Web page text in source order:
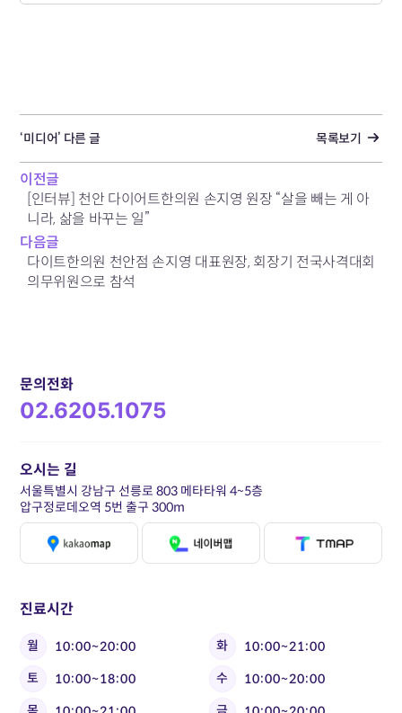
‘미디어’ 다른 글 목록보기
이전글
[인터뷰] 천안 다이어트한의원 손지영 원장 “살을 빼는 게 아
니라, 삶을 바꾸는 일”
다음글
다이트한의원 천안점 손지영 대표원장, 회장기 전국사격대회
의무위원으로 참석
문의전화
02.6205.1075
진료시간
월 10:00~20:00 화
10:00~21:00
토
10:00~18:00 수
10:00~20:00
오시는 길
서울특별시 강남구 선릉로 803 메타타워 4~5층
압구정로데오역 5번 출구 300m